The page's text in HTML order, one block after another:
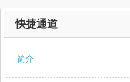
快捷通道
简介